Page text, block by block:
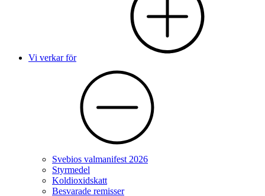
Vi verkar för
Svebios valmanifest 2026
Styrmedel
Koldioxidskatt
Besvarade remisser